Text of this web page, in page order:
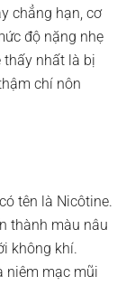
chẳng hạn, cơ
độ nặng nhẹ
thấy nhất là bị
chí nôn
tên là Nicôtine.
thành màu nâu
không khí.
niêm mạc mũi